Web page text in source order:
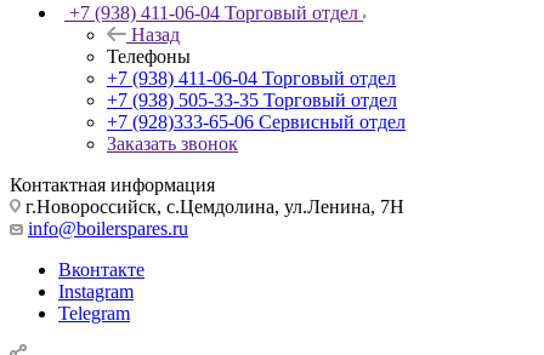
+7 (938) 411-06-04 Торговый отдел
Назад
Телефоны
+7 (938) 411-06-04 Торговый отдел
+7 (938) 505-33-35 Торговый отдел
+7 (928)333-65-06 Сервисный отдел
Заказать звонок
Контактная информация
г.Новороссийск, с.Цемдолина, ул.Ленина, 7Н
info@boilerspares.ru
Вконтакте
Instagram
Telegram